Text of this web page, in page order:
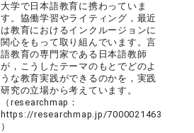
大学で日本語教育に携わっていま
す。協働学習やライティング，最近
は教育におけるインクルージョンに
関心をもって取り組んでいます。言
語教育の専門家である日本語教師
が，こうしたテーマのもとでどのよ
うな教育実践ができるのかを，実践
研究の立場から考えています。
（researchmap：
https://researchmap.jp/7000021463
）